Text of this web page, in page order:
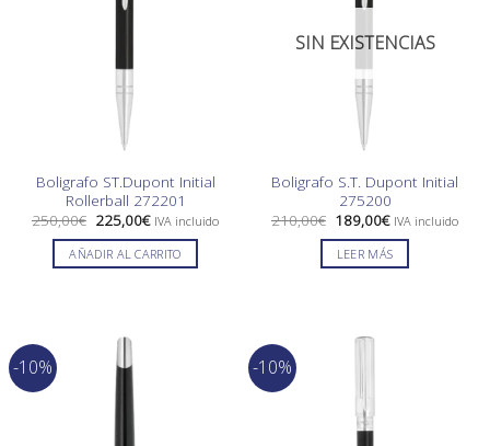
Boligrafo ST.Dupont Initial
Rollerball 272201
250,00€ El
precio
original
era:
225,00€El
actual
es:
IVA incluido
AÑADIR AL CARRITO
SIN EXISTENCIAS
Boligrafo S.T. Dupont Initial
275200
210,00€ El
precio
original
era:
189,00€El
actual
es:
IVA incluido
LEER MÁS
-10% -10%